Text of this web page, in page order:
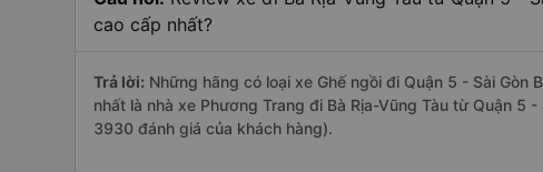
cao cấp nhất?
Trả lời: Những hãng có loại xe Ghế ngồi đi Quận 5 - Sài
nhất là nhà xe Phương Trang đi Bà Rịa-Vũng Tàu từ Quận
3930 đánh giá của khách hàng).